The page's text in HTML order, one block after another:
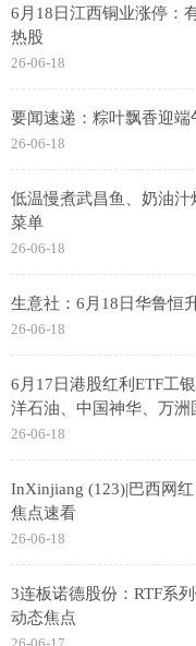
6月18日江西铜业涨停：
热股
26-06-18
要闻速递：粽叶飘香迎端
26-06-18
低温慢煮武昌鱼、奶油
菜单
26-06-18
生意社：6月18日华鲁恒
26-06-18
6月17日港股红利ETF工
洋石油、中国神华、万洲
26-06-18
InXinjiang (123)|巴西网
焦点速看
26-06-18
3连板诺德股份：RTF系
动态焦点